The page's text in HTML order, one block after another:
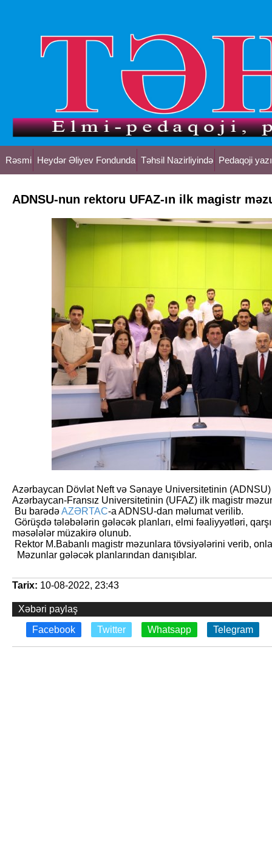
Rəsmi Heydər Əliyev Fondunda Təhsil Nazirliyində Pedaqoji
ADNSU-nun rektoru UFAZ-ın ilk magistr
Azərbaycan Dövlət Neft və Sənaye Universitetinin
Azərbaycan-Fransız Universitetinin (UFAZ) ilk magistr
Bu barədəAZƏRTAC-a ADNSU-dan məlumat verilib.
Görüşdə tələbələrin gələcək planları, elmi fəaliyyətləri,
məsələlər müzakirə olunub.
Rektor M.Babanlı magistr məzunlara tövsiyələrini verib,
Məzunlar gələcək planlarından danışıblar.
Tarix: 10-08-2022, 23:43
Xəbəri paylaş
Facebook
Twitter Whatsapp Telegram